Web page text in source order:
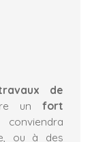
de
un fort
ou à des